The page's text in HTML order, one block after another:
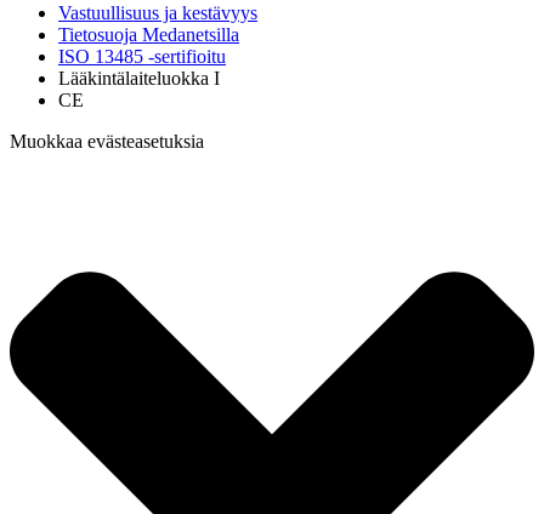
Vastuullisuus ja kestävyys
Tietosuoja Medanetsilla
ISO 13485 -sertifioitu
Lääkintälaiteluokka I
CE
Muokkaa evästeasetuksia